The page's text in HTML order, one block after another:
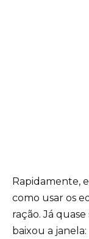
Rapidamente,
como usar os
ração. Já
baixou a janela: